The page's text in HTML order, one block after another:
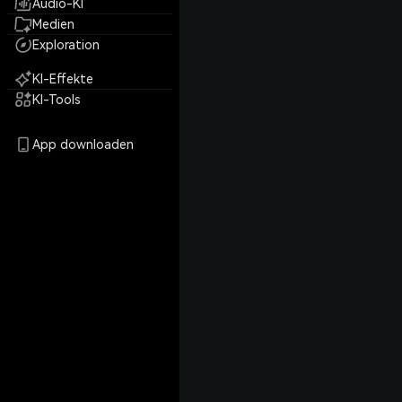
Audio-KI
Medien
Exploration
KI-Effekte
KI-Tools
App downloaden